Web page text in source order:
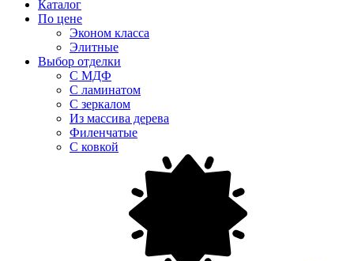
Каталог
По цене
Эконом класса
Элитные
Выбор отделки
С МДФ
С ламинатом
С зеркалом
Из массива дерева
Филенчатые
С ковкой